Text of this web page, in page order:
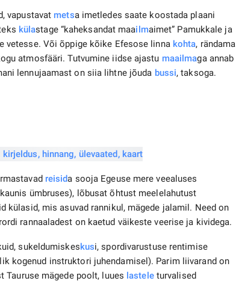
vapustavat metsa imetledes saate koostada plaani
külastage “kaheksandat maailmaimet” Pamukkale ja
vetesse. Või õppige kõike Efesose linna kohta, rändama
atmosfääri. Tutvumine iidse ajastu maailmaga annab
lennujaamast on siia lihtne jõuda bussi, taksoga.
reisida sooja Egeuse mere veealuses
ümbruses), lõbusat õhtust meelelahutust
mis asuvad rannikul, mägede jalamil. Need on
rannaaladest on kaetud väikeste veerise ja kividega.
sukeldumiskeskusi, spordivarustuse rentimise
kogenud instruktori juhendamisel). Parim liivarand on
mägede poolt, luues lasteleturvalised